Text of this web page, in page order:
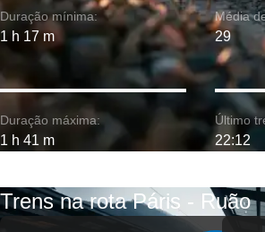
Duração mínima:
1 h 17 m
Duração máxima:
1 h 41 m
Média
29
Último
22:12
Trens na rota Páris - Ruão